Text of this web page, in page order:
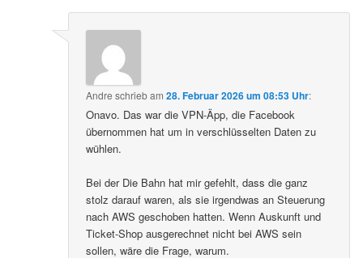
Andre schriebam28. Februar 2026 um 08:53 Uhr:
Onavo. Das war die VPN-Äpp, die Facebook
übernommen hat um in verschlüsselten Daten zu
wühlen.
Bei der Die Bahn hat mir gefehlt, dass die ganz
stolz darauf waren, als sie irgendwas an Steuerung
nach AWS geschoben hatten. Wenn Auskunft und
Ticket-Shop ausgerechnet nicht bei AWS sein
sollen, wäre die Frage, warum.